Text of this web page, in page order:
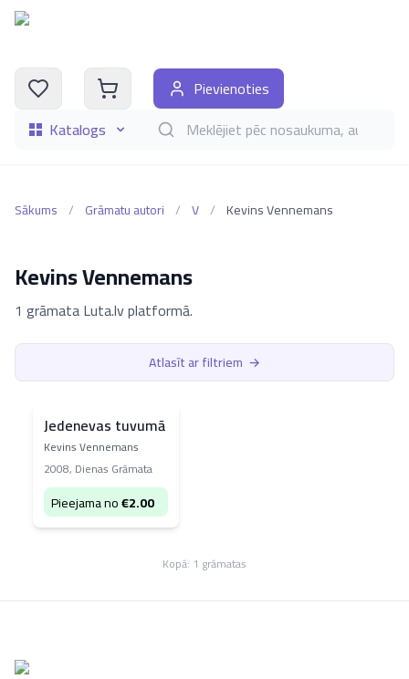
Katalogs Meklēt grāmatas pēc nosaukuma, autora,
Pievienoties
Sākums / Grāmatu autori / V / Kevins Vennemans
Kevins Vennemans
1 grāmata Luta.lv platformā.
Atlasīt ar filtriem →
Jedenevas tuvumā
Kevins Vennemans
2008, Dienas Grāmata
Pieejama no€2.00
Kopā: 1 grāmatas